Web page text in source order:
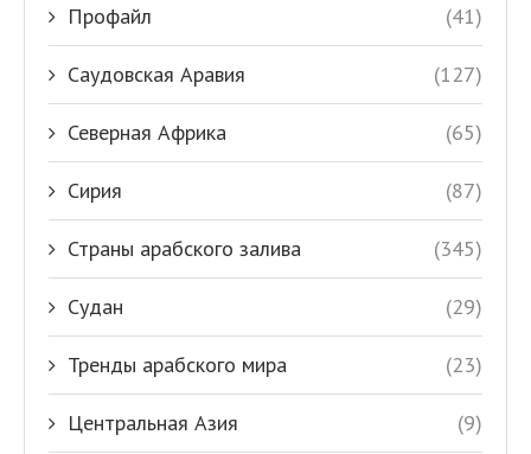
Профайл (41)
Саудовская Аравия (127)
Северная Африка (65)
Сирия (87)
Страны арабского залива (345)
Судан (29)
Тренды арабского мира (23)
Центральная Азия (9)